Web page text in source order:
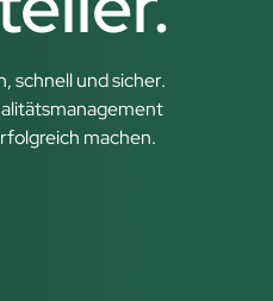
schnell und sicher.
machen.